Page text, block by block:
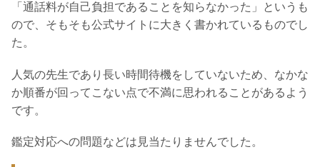
「通話料が自己負担であることを知らなかった」というも
ので、そもそも公式サイトに大きく書かれているものでし
た。
人気の先生であり長い時間待機をしていないため、なかな
か順番が回ってこない点で不満に思われることがあるよう
です。
鑑定対応への問題などは見当たりませんでした。